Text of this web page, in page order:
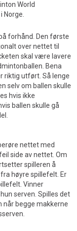
World
Norge.
forhånd. Den første
over nettet til
skal være lavere
Bena
riktig utført. Så lenge
selv om ballen skulle
hvis ikke
ballen skulle gå
nettet med
side av nettet. Om
spilleren å
høyre spillefelt. Er
Vinner
serven. Spilles det
når begge makkerne